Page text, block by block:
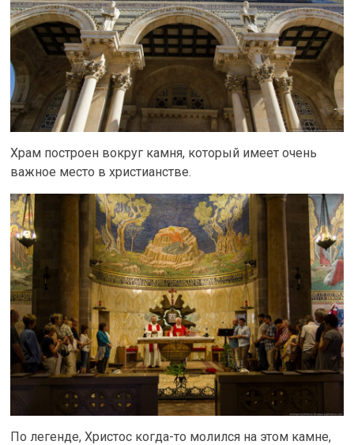
Храм построен вокруг камня, который имеет очень
важное место в христианстве.
По легенде, Христос когда-то молился на этом камне,